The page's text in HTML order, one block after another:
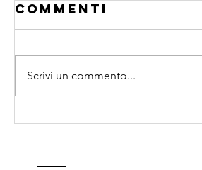
Primavera,
Commenti
Scrivi un commento...